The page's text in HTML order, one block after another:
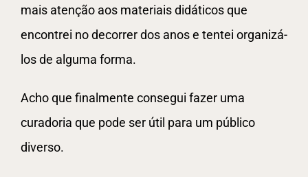
mais atenção aos materiais didáticos que
encontrei no decorrer dos anos e tentei organizá-
los de alguma forma.
Acho que finalmente consegui fazer uma
curadoria que pode ser útil para um público
diverso.